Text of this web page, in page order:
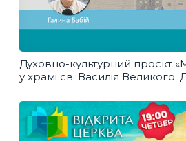
Духовно-культурний проєкт
у храмі св. Василія